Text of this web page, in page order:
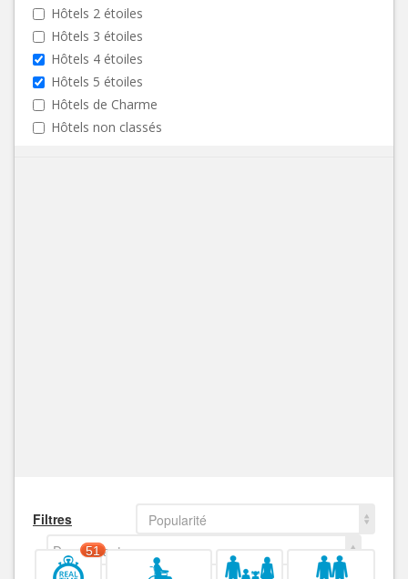
Hôtels 2 étoiles
Hôtels 3 étoiles
Hôtels 4 étoiles
Hôtels 5 étoiles
Hôtels de Charme
Hôtels non classés
Filtres
Popularité
Decroissant
51